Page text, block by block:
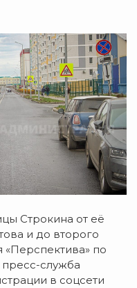
Строкина от её
и до второго
«Перспектива» по
пресс-служба
в соцсети